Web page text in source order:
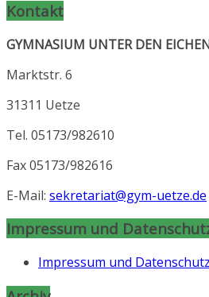
Kontakt
GYMNASIUM UNTER DEN
Marktstr. 6
31311 Uetze
Tel. 05173/982610
Fax 05173/982616
E-Mail: sekretariat@gym-uetze.de
Impressum und
Impressum und